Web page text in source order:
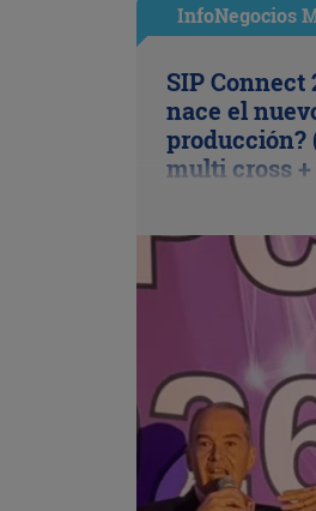
InfoNegocios
SIP Connect
nace el
producción?
multi cross